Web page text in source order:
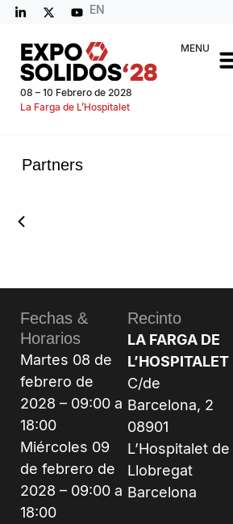
EN
08 – 10 Febrero de 2028
La Farga de L’Hospitalet
MENU
Partners
Fechas &
Horarios
Martes 08 de
febrero de
2028 – 09:00 a
18:00
Miércoles 09
de febrero de
2028 – 09:00 a
18:00
Recinto
LA FARGA DE
L’HOSPITALET
C/de
Barcelona, 2
08901
L’Hospitalet de
Llobregat
Barcelona